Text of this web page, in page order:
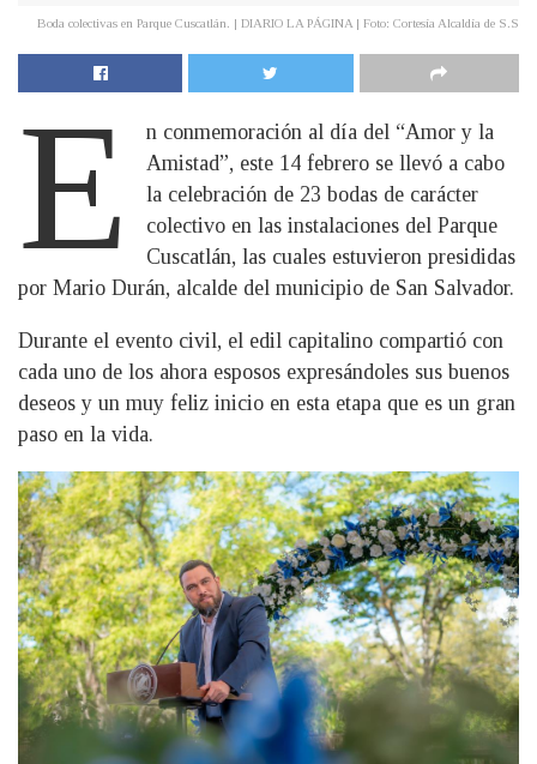
Boda colectivas en Parque Cuscatlán. | DIARIO LA PÁGINA | Foto: Cortesía Alcaldía de S.S
E
n conmemoración al día del “Amor y la
Amistad”, este 14 febrero se llevó a cabo
la celebración de 23 bodas de carácter
colectivo en las instalaciones del Parque
Cuscatlán, las cuales estuvieron presididas
por Mario Durán, alcalde del municipio de San Salvador.
Durante el evento civil, el edil capitalino compartió con
cada uno de los ahora esposos expresándoles sus buenos
deseos y un muy feliz inicio en esta etapa que es un gran
paso en la vida.